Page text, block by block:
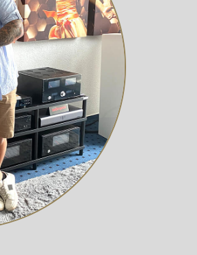
Bereich des Hauses.
Benutzerfreundlichkeit
Unibody-Konstruktion aus
Sockel ist mit einem
mit extrem niedriger Latenzzeit
in sechs übersichtlichen
Hinsicht.